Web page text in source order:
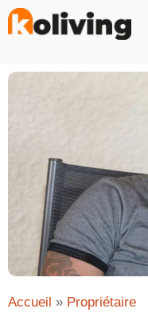
Aller
Accueil » Propriétaire